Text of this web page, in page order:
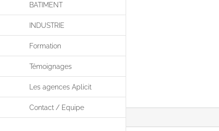
BATIMENT
INDUSTRIE
Formation
Témoignages
Les agences Aplicit
Contact / Equipe